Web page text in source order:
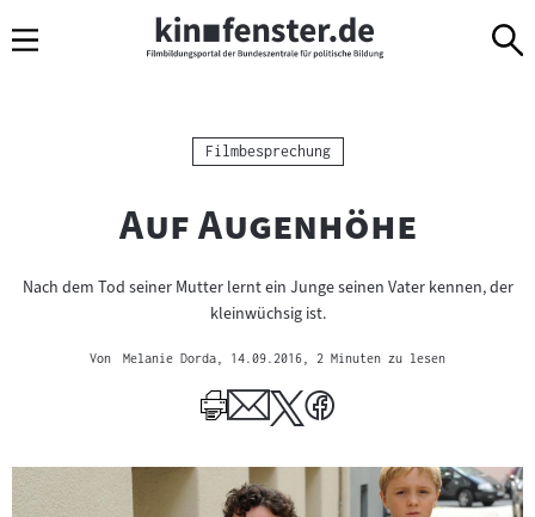
Navigation
zum
zur
Kategorie:
Filmbesprechung
"
Auf Augenhöhe"
Nach dem Tod seiner Mutter lernt ein Junge seinen Vater kennen, der
kleinwüchsig ist.
Von Melanie Dorda , 14.09.2016 , 2 Minuten zu lesen